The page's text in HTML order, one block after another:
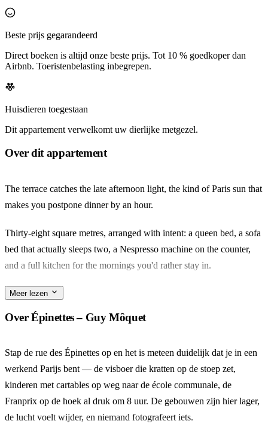
Beste prijs gegarandeerd
Direct boeken is altijd onze beste prijs. Tot 10 % goedkoper dan
Airbnb. Toeristenbelasting inbegrepen.
Huisdieren toegestaan
Dit appartement verwelkomt uw dierlijke metgezel.
Over dit appartement
The terrace catches the late afternoon light, the kind of Paris sun that
makes you postpone dinner by an hour.
Thirty-eight square metres, arranged with intent: a queen bed, a sofa
bed that actually sleeps two, a Nespresso machine on the counter,
and a full kitchen for the mornings you'd rather stay in.
Épinettes is the 17e most Parisians keep to themselves — Rue de la
Jonquière for the wine bars, Marché des Batignolles on Saturday for
oysters and goat cheese.
A couple or a small family will settle in fast. What stays with you is
the terrace, and the quiet of a quartier that hasn't been discovered
yet.
Meer lezen
Over Épinettes – Guy Môquet
Stap de rue des Épinettes op en het is meteen duidelijk dat je in een
werkend Parijs bent — de visboer die kratten op de stoep zet,
kinderen met cartables op weg naar de école communale, de
Franprix op de hoek al druk om 8 uur. De gebouwen zijn hier lager,
de lucht voelt wijder, en niemand fotografeert iets.